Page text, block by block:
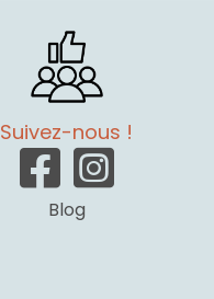
Suivez-nous !
Blog